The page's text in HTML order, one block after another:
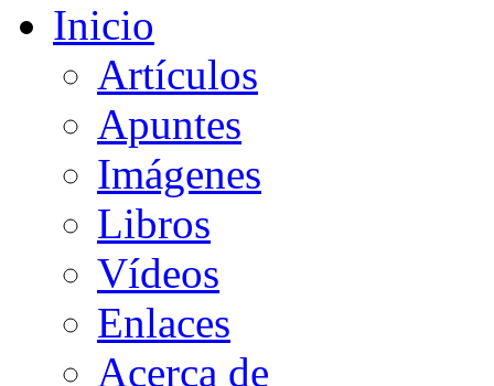
Inicio
Artículos
Apuntes
Imágenes
Libros
Vídeos
Enlaces
Acerca de